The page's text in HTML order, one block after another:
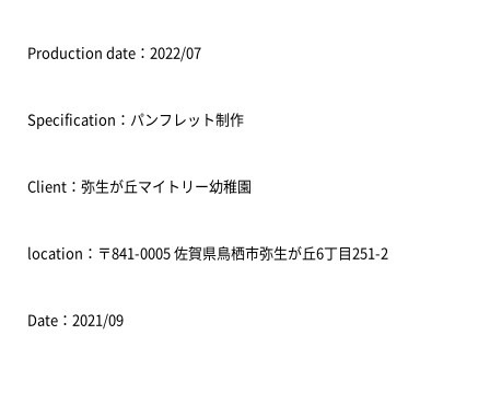
Production date：2022/07
Specification：パンフレット制作
Client：弥生が丘マイトリー幼稚園
location：〒841-0005 佐賀県鳥栖市弥生が丘6丁目251-2
Date：2021/09